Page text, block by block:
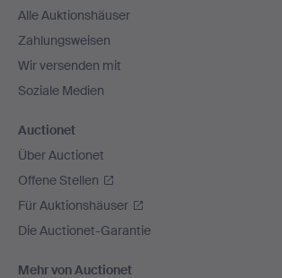
Alle Auktionshäuser
Zahlungsweisen
Wir versenden mit
Soziale Medien
Auctionet
Über Auctionet
Offene Stellen
Für Auktionshäuser
Die Auctionet-Garantie
Mehr von Auctionet